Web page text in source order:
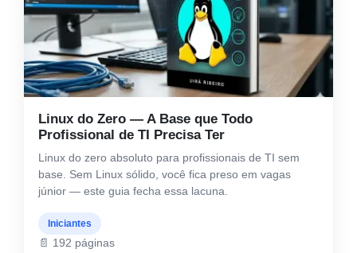
Linux do Zero — A Base que Todo
Profissional de TI Precisa Ter
Linux do zero absoluto para profissionais de TI sem
base. Sem Linux sólido, você fica preso em vagas
júnior — este guia fecha essa lacuna.
Iniciantes
📄 192 páginas